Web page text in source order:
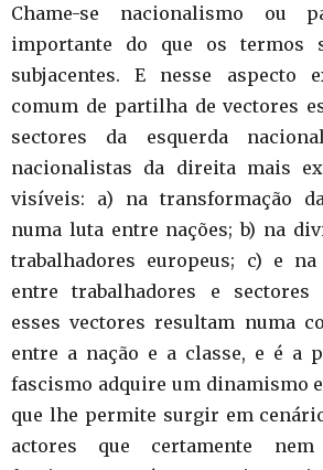
Chame-se nacionalismo ou
importante do que os termos
subjacentes. E nesse aspecto
comum de partilha de vectores
sectores da esquerda
nacionalistas da direita mais
visíveis: a) na transformação
numa luta entre nações; b) na
trabalhadores europeus; c) e
entre trabalhadores e sectores
esses vectores resultam numa
entre a nação e a classe, e é a
fascismo adquire um dinamismo
que lhe permite surgir em
actores que certamente